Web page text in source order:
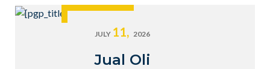
JULY 11, 2026
Jual Oli